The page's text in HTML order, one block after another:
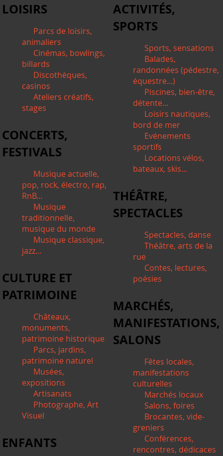
LOISIRS
Parcs de loisirs,
animaliers
Cinémas, bowlings,
billards
Discothèques,
casinos
Ateliers créatifs,
stages
ACTIVITÉS,
SPORTS
Sports, sensations
Balades,
randonnées (pédestre,
équestre...)
Piscines, bien-être,
détente...
Loisirs nautiques,
bord de mer
Evénements
sportifs
Locations vélos,
bateaux, skis...
CONCERTS,
FESTIVALS
Musique actuelle,
pop, rock, électro, rap,
RnB...
Musique
traditionnelle,
musique du monde
Musique classique,
jazz...
THÉÂTRE,
SPECTACLES
Spectacles, danse
Théâtre, arts de la
rue
Contes, lectures,
poésies
CULTURE ET
PATRIMOINE
Châteaux,
monuments,
patrimoine historique
Parcs, jardins,
patrimoine naturel
Musées,
expositions
Artisanats
Photographe, Art
Visuel
MARCHÉS,
MANIFESTATIONS,
SALONS
Fêtes locales,
manifestations
culturelles
Marchés locaux
Salons, foires
Brocantes, vide-
greniers
Conférences,
rencontres, dédicaces
ENFANTS